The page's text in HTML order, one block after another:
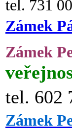
tel. 731
Zámek
Zámek
tel. 602
Zámek